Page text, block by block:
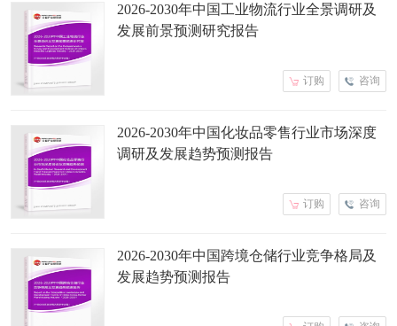
2026-2030年中国工业物流行业全景调研及
发展前景预测研究报告
咨询
订购
2026-2030年中国化妆品零售行业市场深度
调研及发展趋势预测报告
咨询
订购
2026-2030年中国跨境仓储行业竞争格局及
发展趋势预测报告